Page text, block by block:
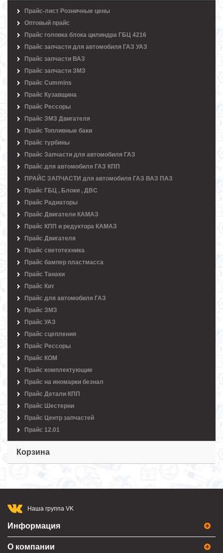
Прайс-лист Розничные цены
Оптовый прайс
Прайс головка блока цилиндра ГБЦ 4216
Прайс запчасти для автомобиля ГАЗ УАЗ
Прайс запчасти ВАЗ
Прайс запчасти ЗМЗ
Прайс Cummins
Прайс Кузавщина
Прайс Рессоры
Прайс ЗМЗ Двигателя
Прайс Топливные баки
Прайс турбины
Прайс Запчасти для автомобиля ГАЗ
Прайс для автомобиля ГАЗ КПП
ПРАЙС ЗАПЧАСТИ для автомобиля ГАЗ ВАЗ ПАЗ
Прайс ГБЦ , Блоки , ДВС
Прайс Радиаторы
Прайс Двигатели КАМАЗ
Прайс КПП и редуктора КАМАЗ
Прайс Двигателя
Прайс светотехника
Прайс бампер пластмасса
Прайс Танаки
Прайс Кит
Прайс для автомобиля ГАЗ
Прайс ЗМЗ
Прайс УАЗ
Прайс сцепления
Прайс Рессоры
Прайс КОМ
Прайс комплектующие
Прайс на иномарки безнал
Прайс Детали КПП
Прайс Шестерни
Прайс Центр запчастей
Прайс 12.01
Корзина
Наша группа VK
Информация
О компании